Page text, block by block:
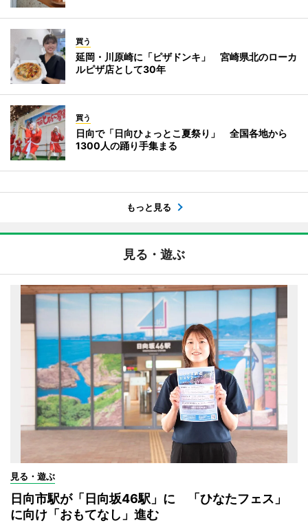
買う
延岡・川原崎に「ピザドンキ」 宮崎県北のローカ
ルピザ店として30年
買う
日向で「日向ひょっとこ夏祭り」 全国各地から
1300人の踊り手集まる
もっと見る
見る・遊ぶ
見る・遊ぶ
日向市駅が「日向坂46駅」に 「ひなたフェス」
に向け「おもてなし」進む